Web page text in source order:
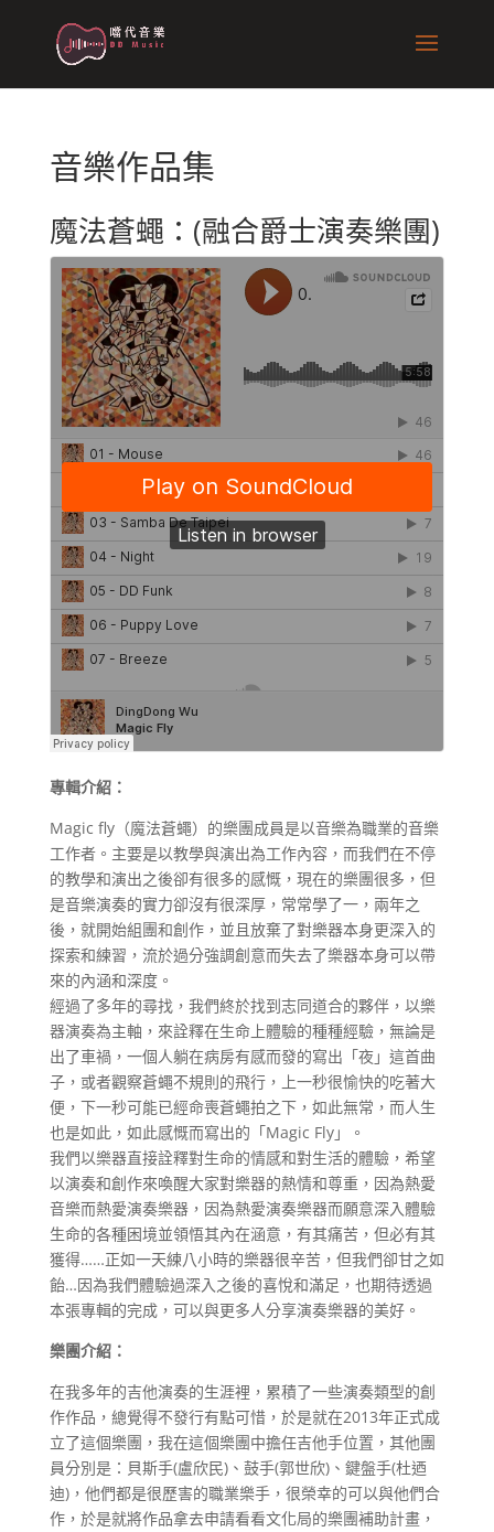
音樂作品集
魔法蒼蠅：(融合爵士演奏樂團)
專輯介紹：
Magic fly（魔法蒼蠅）的樂團成員是以音樂為職業的音樂
工作者。主要是以教學與演出為工作內容，而我們在不停
的教學和演出之後卻有很多的感慨，現在的樂團很多，但
是音樂演奏的實力卻沒有很深厚，常常學了一，兩年之
後，就開始組團和創作，並且放棄了對樂器本身更深入的
探索和練習，流於過分強調創意而失去了樂器本身可以帶
來的內涵和深度。
經過了多年的尋找，我們終於找到志同道合的夥伴，以樂
器演奏為主軸，來詮釋在生命上體驗的種種經驗，無論是
出了車禍，一個人躺在病房有感而發的寫出「夜」這首曲
子，或者觀察蒼蠅不規則的飛行，上一秒很愉快的吃著大
便，下一秒可能已經命喪蒼蠅拍之下，如此無常，而人生
也是如此，如此感慨而寫出的「Magic Fly」。
我們以樂器直接詮釋對生命的情感和對生活的體驗，希望
以演奏和創作來喚醒大家對樂器的熱情和尊重，因為熱愛
音樂而熱愛演奏樂器，因為熱愛演奏樂器而願意深入體驗
生命的各種困境並領悟其內在涵意，有其痛苦，但必有其
獲得……正如一天練八小時的樂器很辛苦，但我們卻甘之如
飴…因為我們體驗過深入之後的喜悅和滿足，也期待透過
本張專輯的完成，可以與更多人分享演奏樂器的美好。
樂團介紹：
在我多年的吉他演奏的生涯裡，累積了一些演奏類型的創
作作品，總覺得不發行有點可惜，於是就在2013年正式成
立了這個樂團，我在這個樂團中擔任吉他手位置，其他團
員分別是：貝斯手(盧欣民)、鼓手(郭世欣)、鍵盤手(杜迺
迪)，他們都是很歷害的職業樂手，很榮幸的可以與他們合
作，於是就將作品拿去申請看看文化局的樂團補助計畫，